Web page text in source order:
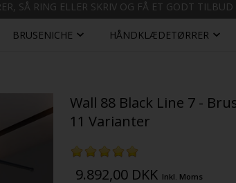
SÅ RING ELLER SKRIV OG FÅ ET GODT TILBUD
BRUSENICHE HÅNDKLÆDETØRRER
Wall 88 Black Line 7 -
11 Varianter
9.892,00 DKK Inkl. Moms